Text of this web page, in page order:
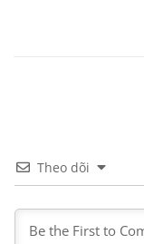
Theo dõi